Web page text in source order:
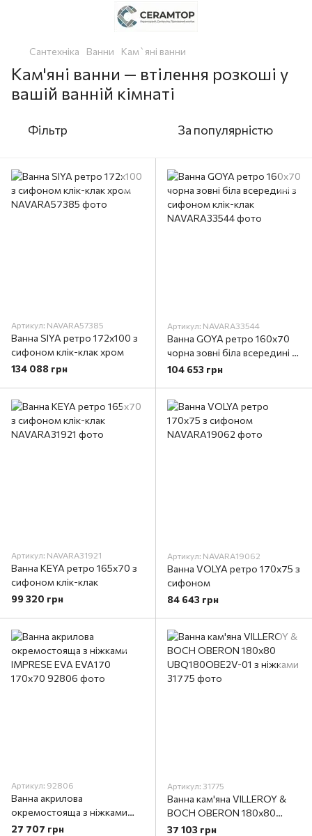
Сантехніка Ванни Кам`яні ванни
Кам'яні ванни — втілення розкоші у
вашій ванній кімнаті
Фільтр За популярністю
Артикул: NAVARA57385
Ванна SIYA ретро 172х100 з
сифоном клік-клак хром
134 088 грн
Артикул: NAVARA33544
Ванна GOYA ретро 160х70
чорна зовні біла всередині з
сифоном клік-клак
104 653 грн
Артикул: NAVARA31921
Ванна KEYA ретро 165х70 з
сифоном клік-клак
99 320 грн
Артикул: NAVARA19062
Ванна VOLYA ретро 170х75 з
сифоном
84 643 грн
Артикул: 92806
Ванна акрилова
окремостояща з ніжками
IMPRESE EVA EVA170
27 707 грн
Артикул: 31775
Ванна кам'яна VILLEROY &
BOCH OBERON 180x80
UBQ180OBE2V-01 з ніжками
37 103 грн